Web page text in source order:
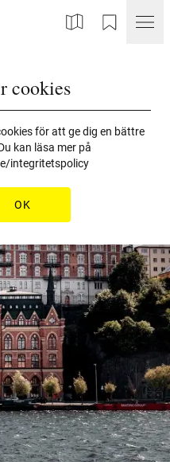
Karta Min Bokhelg
cookies
för att ge dig en bättre
kan läsa mer på
integritetspolicy
OK